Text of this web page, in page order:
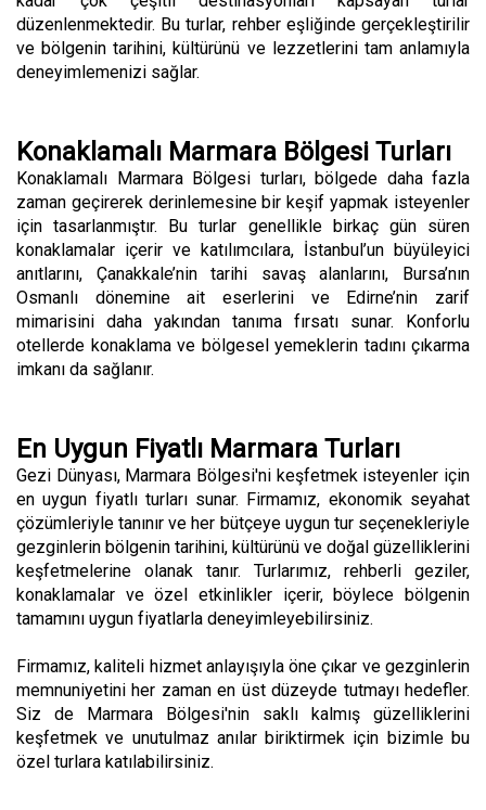
düzenlenmektedir. Bu turlar, rehber eşliğinde gerçekleştirilir
ve bölgenin tarihini, kültürünü ve lezzetlerini tam anlamıyla
deneyimlemenizi sağlar.
Konaklamalı Marmara Bölgesi Turları
Konaklamalı Marmara Bölgesi turları, bölgede daha fazla
zaman geçirerek derinlemesine bir keşif yapmak isteyenler
için tasarlanmıştır. Bu turlar genellikle birkaç gün süren
konaklamalar içerir ve katılımcılara, İstanbul’un büyüleyici
anıtlarını, Çanakkale’nin tarihi savaş alanlarını, Bursa’nın
Osmanlı dönemine ait eserlerini ve Edirne’nin zarif
mimarisini daha yakından tanıma fırsatı sunar. Konforlu
otellerde konaklama ve bölgesel yemeklerin tadını çıkarma
imkanı da sağlanır.
En Uygun Fiyatlı Marmara Turları
Gezi Dünyası, Marmara Bölgesi'ni keşfetmek isteyenler için
en uygun fiyatlı turları sunar. Firmamız, ekonomik seyahat
çözümleriyle tanınır ve her bütçeye uygun tur seçenekleriyle
gezginlerin bölgenin tarihini, kültürünü ve doğal güzelliklerini
keşfetmelerine olanak tanır. Turlarımız, rehberli geziler,
konaklamalar ve özel etkinlikler içerir, böylece bölgenin
tamamını uygun fiyatlarla deneyimleyebilirsiniz.
Firmamız, kaliteli hizmet anlayışıyla öne çıkar ve gezginlerin
memnuniyetini her zaman en üst düzeyde tutmayı hedefler.
Siz de Marmara Bölgesi'nin saklı kalmış güzelliklerini
keşfetmek ve unutulmaz anılar biriktirmek için bizimle bu
özel turlara katılabilirsiniz.